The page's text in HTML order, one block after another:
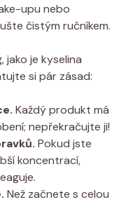
upu nebo
čistým ručníkem.
jako je kyselina
si pár zásad:
Každý ‌produkt‌ má
nepřekračujte‌ ji!
Pokud jste
koncentrací,
Než začnete s celou‍